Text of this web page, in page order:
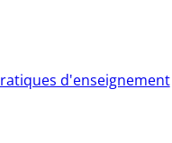
d'enseignement